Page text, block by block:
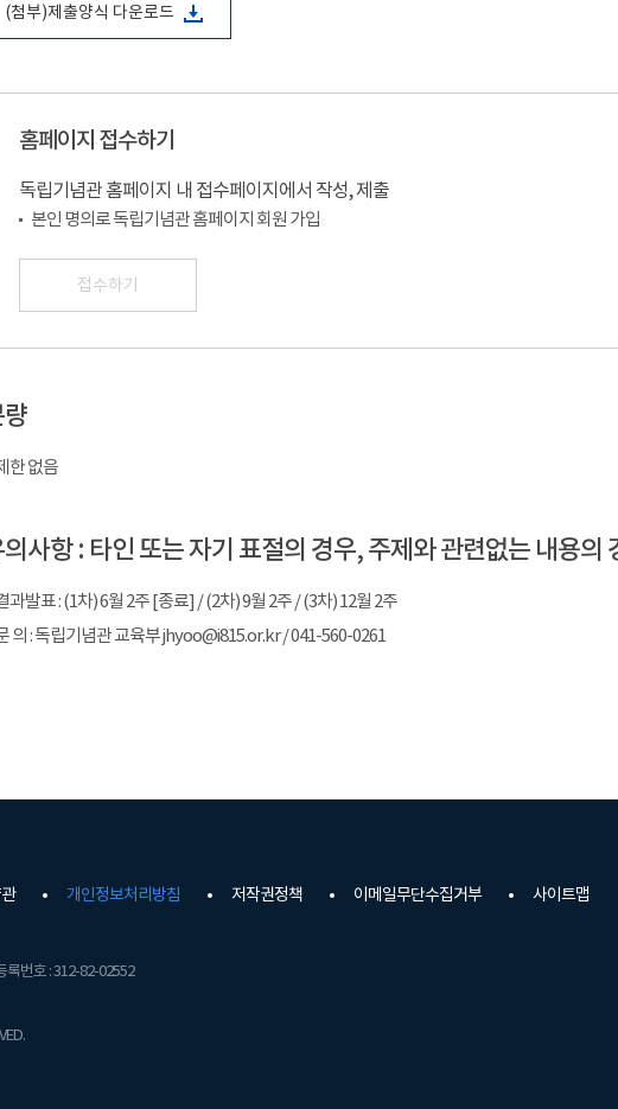
(첨부)제출양식 다운로드
홈페이지 접수하기
독립기념관 홈페이지 내 접수페이지에서 작성, 제출
본인 명의로 독립기념관 홈페이지 회원 가입
접수하기
한 없음
사항 : 타인 또는 자기 표절의 경우, 주제와 관련없는 내용의
과발표 : (1차) 6월 2주 [종료] / (2차) 9월 2주 / (3차) 12월 2주
의 : 독립기념관 교육부 jhyoo@i815.or.kr / 041-560-0261
개인정보처리방침 저작권정책 이메일무단수집거부 사이트맵
록번호 : 312-82-02552